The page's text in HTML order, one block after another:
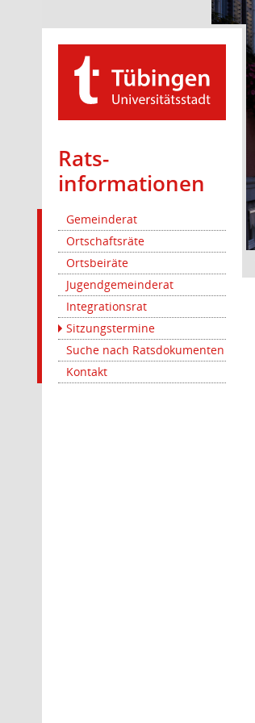
Rats­
informationen
Gemeinderat
Ortschaftsräte
Ortsbeiräte
Jugendgemeinderat
Integrationsrat
Sitzungstermine
Suche nach Ratsdokumenten
Kontakt